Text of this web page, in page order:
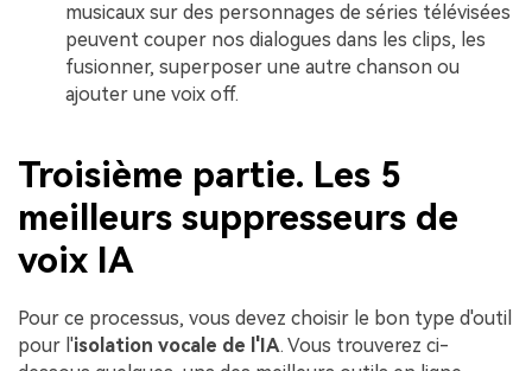
musicaux sur des personnages de séries télévisées
peuvent couper nos dialogues dans les clips, les
fusionner, superposer une autre chanson ou
ajouter une voix off.
Troisième partie. Les 5
meilleurs suppresseurs de
voix IA
Pour ce processus, vous devez choisir le bon type d'outil
pour l'isolation vocale de l'IA. Vous trouverez ci-